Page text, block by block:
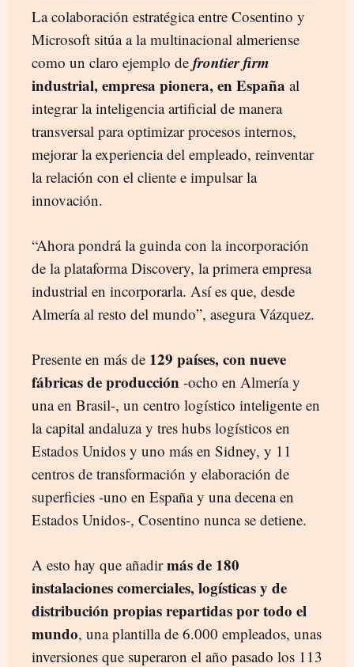
La colaboración estratégica entre Cosentino y
Microsoft sitúa a la multinacional almeriense
como un claro ejemplo de frontier firm
industrial, empresa pionera, en España al
integrar la inteligencia artificial de manera
transversal para optimizar procesos internos,
mejorar la experiencia del empleado, reinventar
la relación con el cliente e impulsar la
innovación.
“Ahora pondrá la guinda con la incorporación
de la plataforma Discovery, la primera empresa
industrial en incorporarla. Así es que, desde
Almería al resto del mundo”, asegura Vázquez.
Presente en más de 129 países, con nueve
fábricas de producción -ocho en Almería y
una en Brasil-, un centro logístico inteligente en
la capital andaluza y tres hubs logísticos en
Estados Unidos y uno más en Sidney, y 11
centros de transformación y elaboración de
superficies -uno en España y una decena en
Estados Unidos-, Cosentino nunca se detiene.
A esto hay que añadirmás de 180
instalaciones comerciales, logísticas y de
distribución propias repartidas por todo el
mundo, una plantilla de 6.000 empleados, unas
inversiones que superaron el año pasado los 113